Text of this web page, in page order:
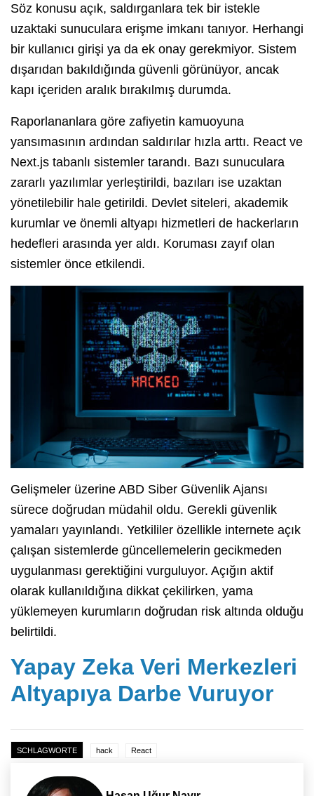
Söz konusu açık, saldırganlara tek bir istekle
uzaktaki sunuculara erişme imkanı tanıyor. Herhangi
bir kullanıcı girişi ya da ek onay gerekmiyor. Sistem
dışarıdan bakıldığında güvenli görünüyor, ancak
kapı içeriden aralık bırakılmış durumda.
Raporlananlara göre zafiyetin kamuoyuna
yansımasının ardından saldırılar hızla arttı. React ve
Next.js tabanlı sistemler tarandı. Bazı sunuculara
zararlı yazılımlar yerleştirildi, bazıları ise uzaktan
yönetilebilir hale getirildi. Devlet siteleri, akademik
kurumlar ve önemli altyapı hizmetleri de hackerların
hedefleri arasında yer aldı. Koruması zayıf olan
sistemler önce etkilendi.
Gelişmeler üzerine ABD Siber Güvenlik Ajansı
sürece doğrudan müdahil oldu. Gerekli güvenlik
yamaları yayınlandı. Yetkililer özellikle internete açık
çalışan sistemlerde güncellemelerin gecikmeden
uygulanması gerektiğini vurguluyor. Açığın aktif
olarak kullanıldığına dikkat çekilirken, yama
yüklemeyen kurumların doğrudan risk altında olduğu
belirtildi.
Yapay Zeka Veri Merkezleri
Altyapıya Darbe Vuruyor
SCHLAGWORTE hack React